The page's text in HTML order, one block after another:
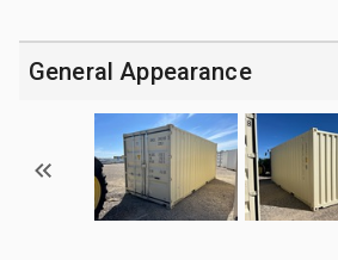
General Appearance